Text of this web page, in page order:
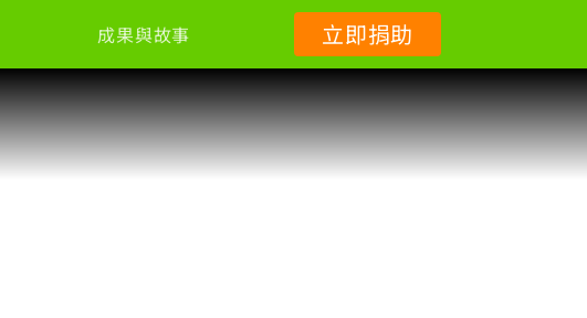
成果與故事 立即捐助